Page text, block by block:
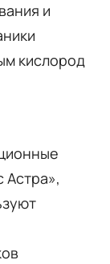
и
кислород
Астра»,